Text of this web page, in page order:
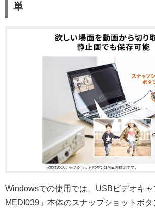
単
Windowsでの使用では、USBビデオキ
MEDI039」本体のスナップショットボ